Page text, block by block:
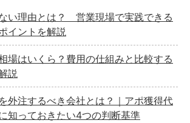
い理由とは？ 営業現場で実践できる
イントを解説
場はいくら？費用の仕組みと比較する
説
外注するべき会社とは？｜アポ獲得代
知っておきたい4つの判断基準